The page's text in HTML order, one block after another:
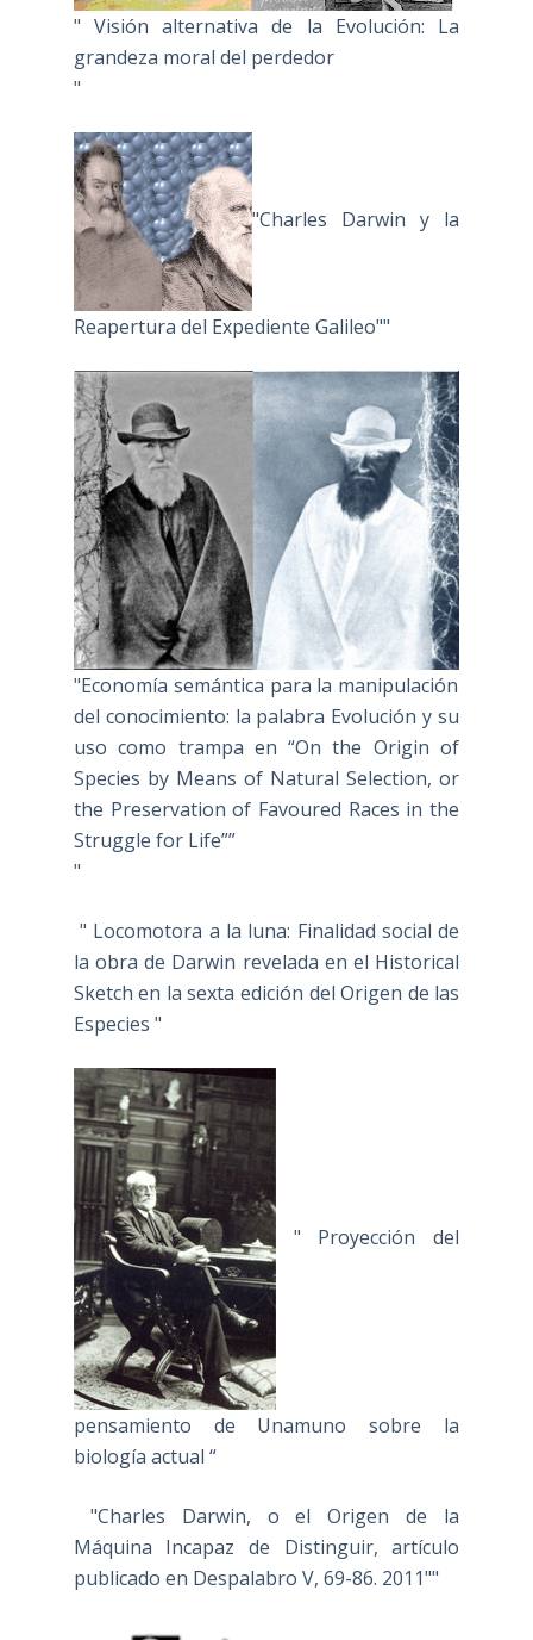
" Visión alternativa de la Evolución: La
grandeza moral del perdedor
"
"Charles Darwin y la
Reapertura del Expediente Galileo""
"Economía semántica para la manipulación
del conocimiento: la palabra Evolución y su
uso como trampa en “On the Origin of
Species by Means of Natural Selection, or
the Preservation of Favoured Races in the
Struggle for Life””
"
" Locomotora a la luna: Finalidad social de
la obra de Darwin revelada en el Historical
Sketch en la sexta edición del Origen de las
Especies "
" Proyección del
pensamiento de Unamuno sobre la
biología actual “
"Charles Darwin, o el Origen de la
Máquina Incapaz de Distinguir, artículo
publicado en Despalabro V, 69-86. 2011""